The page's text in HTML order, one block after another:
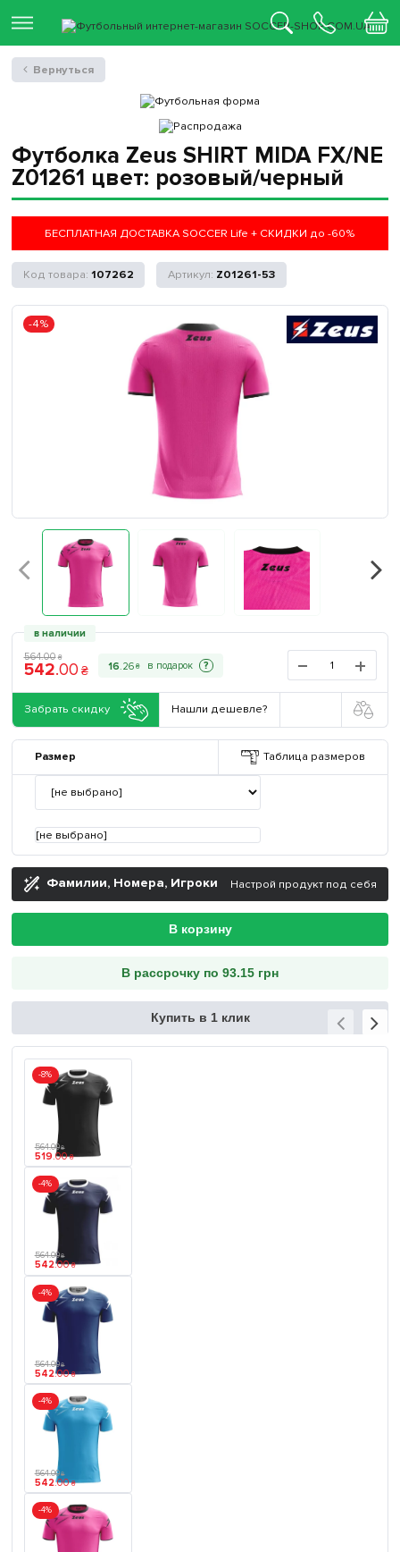
Футболка Zeus SHIRT MIDA FX/NE
Z01261 цвет: розовый/черный
БЕСПЛАТНАЯ ДОСТАВКА SOCCER Life + СКИДКИ до -60%
107262 Z01261-53
-4%
в наличии
564.00 ₴
542.00 ₴ 16.26 ₴ ?
Забрать скидку Нашли дешевле?
Размер Таблица размеров
[не выбрано]
Фамилии, Номера, Игроки Настрой продукт под себя
В корзину
В рассрочку по 93.15 грн
Купить в 1 клик
-8%
564.00 ₴
519 00 ₴
-4%
564.00 ₴
542.00 ₴
-4%
564.00 ₴
542.00 ₴
-4%
564.00 ₴
542.00 ₴
-4%
Вернуться